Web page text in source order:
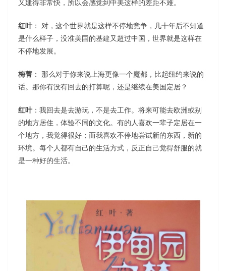
又建得非常快，所以会感觉到中美这样的差距不难。
红叶 ： 对，这个世界就是这样不停地竞争，几十年后不知道
是什么样子，没准美国的基建又超过中国，世界就是这样在
不停地发展。
梅菁 ： 那么对于你来说上海更像一个魔都，比起纽约来说的
话。那你有没有回去的打算呢，还是继续在美国定居？
红叶 ：我回去是去游玩，不是去工作。将来可能去欧洲或别
的地方居住，体验不同的文化。有的人喜欢一辈子定居在一
个地方，我觉得很好；而我喜欢不停地尝试新的东西，新的
环境。每个人都有自己的生活方式，反正自己觉得舒服的就
是一种好的生活。